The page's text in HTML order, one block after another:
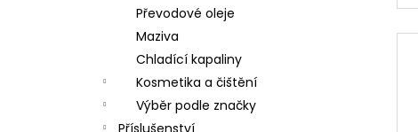
Převodové oleje
Maziva
Chladící kapaliny
Kosmetika a čištění
Výběr podle značky
Příslušenství